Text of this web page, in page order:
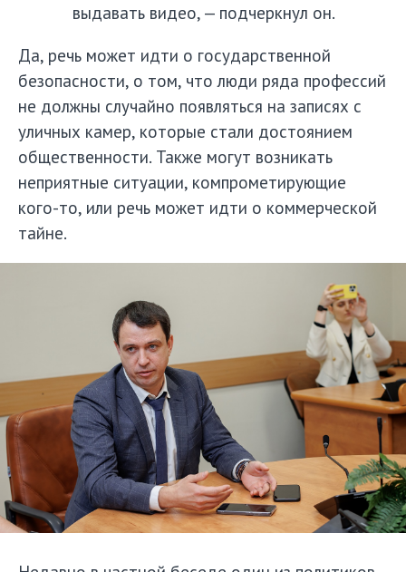
выдавать видео, — подчеркнул он.
Да, речь может идти о государственной
безопасности, о том, что люди ряда профессий
не должны случайно появляться на записях с
уличных камер, которые стали достоянием
общественности. Также могут возникать
неприятные ситуации, компрометирующие
кого-то, или речь может идти о коммерческой
тайне.